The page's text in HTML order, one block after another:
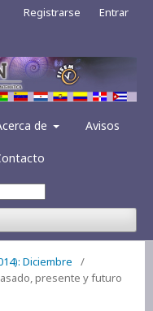
de Avisos
Registrarse Entrar
Diciembre
/
presente y futuro